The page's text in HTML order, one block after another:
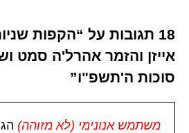
18 תגובות על “הקפות
אייזן והזמר אהרל'ה סמט
סוכות ה'תשפ"ו”
משתמש אנונימי (לא מזוהה)